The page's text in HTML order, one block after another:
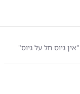
גיוס חל על גיוס"